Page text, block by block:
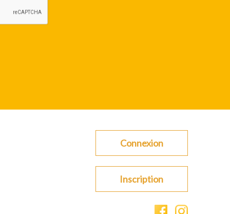
Connexion
Inscription